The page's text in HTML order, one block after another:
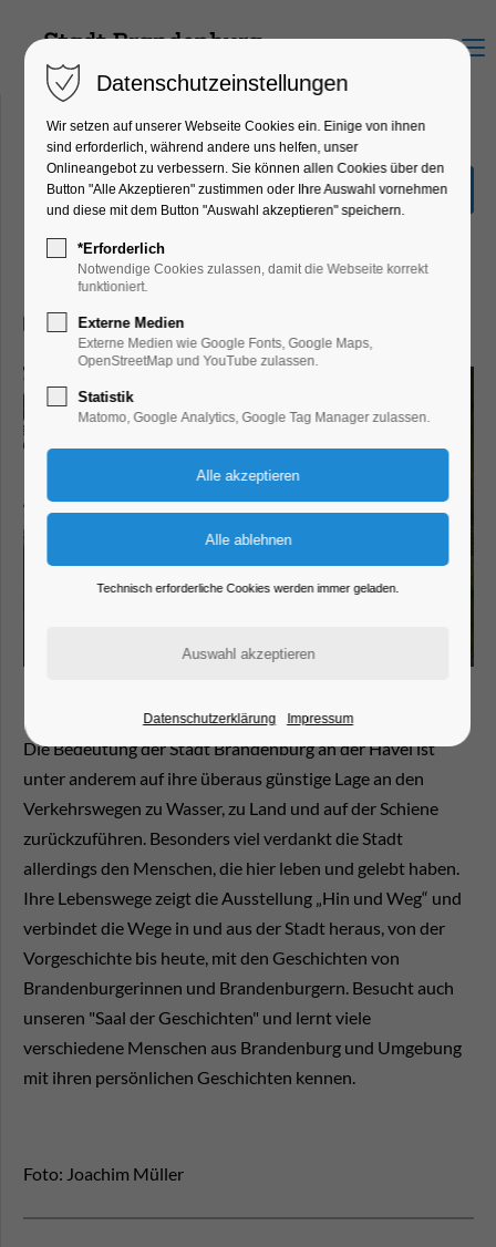
Menu
Sonderausstellung "Hin &
Weg"
Ausstellung, Kinder, Jugend, Kunst,
Mitmach-Aktion
06.08.2025, 13:00–17:00
Die Bedeutung der Stadt Brandenburg an der Havel ist
unter anderem auf ihre überaus günstige Lage an den
Verkehrswegen zu Wasser, zu Land und auf der Schiene
zurückzuführen. Besonders viel verdankt die Stadt
allerdings den Menschen, die hier leben und gelebt haben.
Ihre Lebenswege zeigt die Ausstellung „Hin und Weg“ und
verbindet die Wege in und aus der Stadt heraus, von der
Vorgeschichte bis heute, mit den Geschichten von
Brandenburgerinnen und Brandenburgern. Besucht auch
unseren "Saal der Geschichten" und lernt viele
verschiedene Menschen aus Brandenburg und Umgebung
mit ihren persönlichen Geschichten kennen.
Foto: Joachim Müller
Datenschutzeinstellungen
Wir setzen auf unserer Webseite Cookies ein. Einige von ihnen
sind erforderlich, während andere uns helfen, unser
Onlineangebot zu verbessern. Sie können allen Cookies über den
Button "Alle Akzeptieren" zustimmen oder Ihre Auswahl vornehmen
und diese mit dem Button "Auswahl akzeptieren" speichern.
*Erforderlich
Notwendige Cookies zulassen, damit die Webseite korrekt
funktioniert.
Externe Medien
Externe Medien wie Google Fonts, Google Maps,
OpenStreetMap und YouTube zulassen.
Statistik
Matomo, Google Analytics, Google Tag Manager zulassen.
Technisch erforderliche Cookies werden immer geladen.
Datenschutzerklärung Impressum